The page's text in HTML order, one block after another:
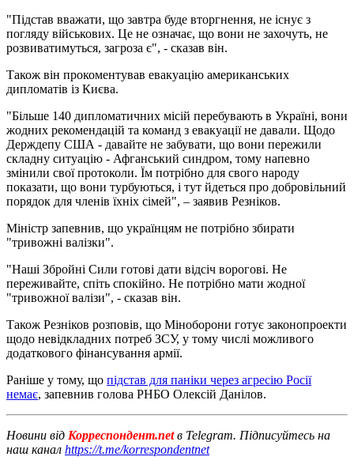
"Підстав вважати, що завтра буде вторгнення, не існує з
погляду військових. Це не означає, що вони не захочуть, не
розвиватимуться, загроза є", - сказав він.
Також він прокоментував евакуацію американських
дипломатів із Києва.
"Більше 140 дипломатичних місій перебувають в Україні, вони
жодних рекомендацій та команд з евакуації не давали. Щодо
Держдепу США - давайте не забувати, що вони пережили
складну ситуацію - Афганський синдром, тому напевно
змінили свої протоколи. Їм потрібно для свого народу
показати, що вони турбуються, і тут йдеться про добровільний
порядок для членів їхніх сімей", – заявив Резніков.
Міністр запевнив, що українцям не потрібно збирати
"тривожні валізки".
"Наші Збройні Сили готові дати відсіч ворогові. Не
переживайте, спіть спокійно. Не потрібно мати жодної
"тривожної валізи", - сказав він.
Також Резніков розповів, що Міноборони готує законопроекти
щодо невідкладних потреб ЗСУ, у тому числі можливого
додаткового фінансування армії.
Раніше у тому, що підстав для паніки через агресію Росії
немає, запевнив голова РНБО Олексій Данілов.
Новини від Корреспондент.netв Telegram. Підписуйтесь на
наш канал https://t.me/korrespondentnet